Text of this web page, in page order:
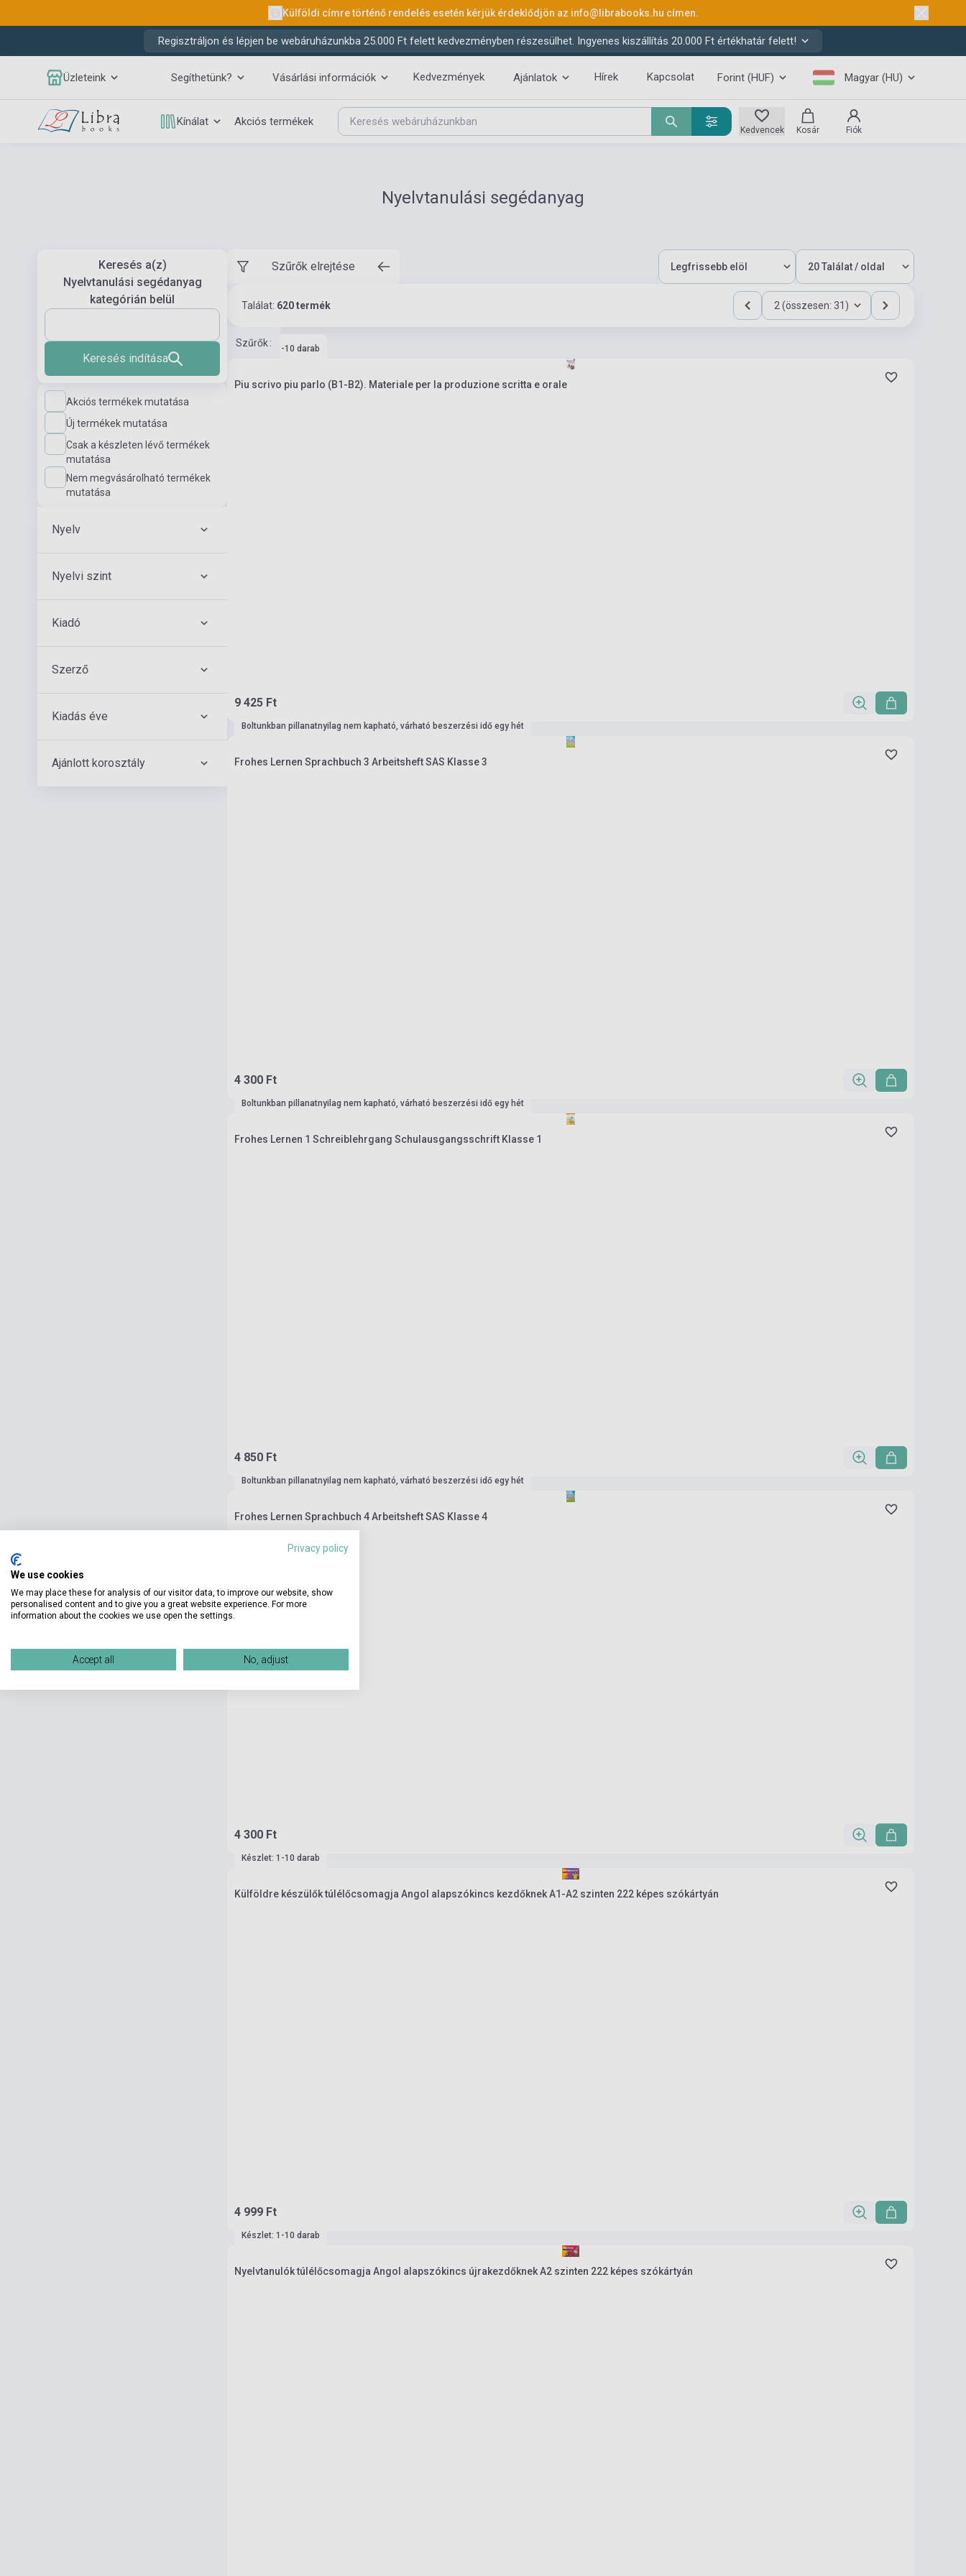
Külföldi címre történő rendelés esetén kérjük érdeklődjön az info@librabooks.hu címen.
Regisztráljon és lépjen be webáruházunkba 25.000 Ft felett kedvezményben részesülhet. Ingyenes kiszállítás 20.000 Ft értékhatár felett!
Üzleteink Segíthetünk? Vásárlási információk Kedvezmények Ajánlatok Hírek Kapcsolat Forint (HUF) Magyar (HU)
Kínálat Akciós termékek
Kedvencek Kosár Fiók
Nyelvtanulási segédanyag
Keresés a(z)
Nyelvtanulási segédanyag
kategórián belül
Keresés indítása
Akciós termékek mutatása
Új termékek mutatása
Csak a készleten lévő termékek
mutatása
Nem megvásárolható termékek
mutatása
Nyelv
Nyelvi szint
Kiadó
Szerző
Kiadás éve
Ajánlott korosztály
Szűrők elrejtése
Találat: 620 termék 2 (összesen: 31)
Szűrők:
Készlet: 1-10 darab
Piu scrivo piu parlo (B1-B2). Materiale per la produzione scritta e orale
9 425 Ft
Boltunkban pillanatnyilag nem kapható, várható beszerzési idő egy hét
Frohes Lernen Sprachbuch 3 Arbeitsheft SAS Klasse 3
4 300 Ft
Boltunkban pillanatnyilag nem kapható, várható beszerzési idő egy hét
Frohes Lernen 1 Schreiblehrgang Schulausgangsschrift Klasse 1
4 850 Ft
Boltunkban pillanatnyilag nem kapható, várható beszerzési idő egy hét
Frohes Lernen Sprachbuch 4 Arbeitsheft SAS Klasse 4
4 300 Ft
Készlet: 1-10 darab
Külföldre készülők túlélőcsomagja Angol alapszókincs kezdőknek A1-A2 szinten 222 képes szókártyán
4 999 Ft
Készlet: 1-10 darab
Nyelvtanulók túlélőcsomagja Angol alapszókincs újrakezdőknek A2 szinten 222 képes szókártyán
Privacy policy
We use cookies
We may place these for analysis of our visitor data, to improve our website, show
personalised content and to give you a great website experience. For more
information about the cookies we use open the settings.
Accept all No, adjust